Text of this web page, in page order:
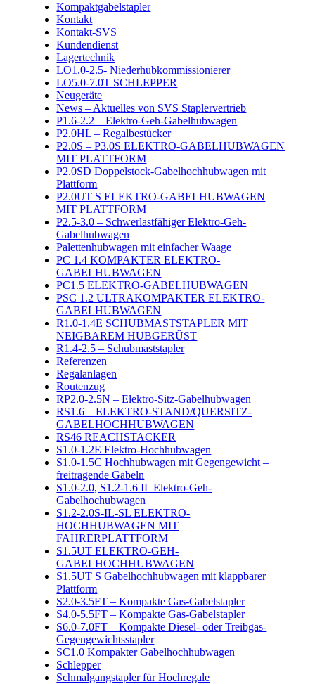
Kompaktgabelstapler
Kontakt
Kontakt-SVS
Kundendienst
Lagertechnik
LO1.0-2.5- Niederhubkommissionierer
LO5.0-7.0T SCHLEPPER
Neugeräte
News – Aktuelles von SVS Staplervertrieb
P1.6-2.2 – Elektro-Geh-Gabelhubwagen
P2.0HL – Regalbestücker
P2.0S – P3.0S ELEKTRO-GABELHUBWAGEN
MIT PLATTFORM
P2.0SD Doppelstock-Gabelhochhubwagen mit
Plattform
P2.0UT S ELEKTRO-GABELHUBWAGEN
MIT PLATTFORM
P2.5-3.0 – Schwerlastfähiger Elektro-Geh-
Gabelhubwagen
Palettenhubwagen mit einfacher Waage
PC 1.4 KOMPAKTER ELEKTRO-
GABELHUBWAGEN
PC1.5 ELEKTRO-GABELHUBWAGEN
PSC 1.2 ULTRAKOMPAKTER ELEKTRO-
GABELHUBWAGEN
R1.0-1.4E SCHUBMASTSTAPLER MIT
NEIGBAREM HUBGERÜST
R1.4-2.5 – Schubmaststapler
Referenzen
Regalanlagen
Routenzug
RP2.0-2.5N – Elektro-Sitz-Gabelhubwagen
RS1.6 – ELEKTRO-STAND/QUERSITZ-
GABELHOCHHUBWAGEN
RS46 REACHSTACKER
S1.0-1.2E Elektro-Hochhubwagen
S1.0-1.5C Hochhubwagen mit Gegengewicht –
freitragende Gabeln
S1.0-2.0, S1.2-1.6 IL Elektro-Geh-
Gabelhochubwagen
S1.2-2.0S-IL-SL ELEKTRO-
HOCHHUBWAGEN MIT
FAHRERPLATTFORM
S1.5UT ELEKTRO-GEH-
GABELHOCHHUBWAGEN
S1.5UT S Gabelhochhubwagen mit klappbarer
Plattform
S2.0-3.5FT – Kompakte Gas-Gabelstapler
S4.0-5.5FT – Kompakte Gas-Gabelstapler
S6.0-7.0FT – Kompakte Diesel- oder Treibgas-
Gegengewichtsstapler
SC1.0 Kompakter Gabelhochhubwagen
Schlepper
Schmalgangstapler für Hochregale